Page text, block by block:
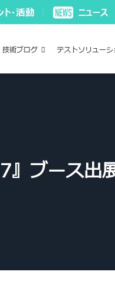
技術ブログ テストソリュー
ブース出